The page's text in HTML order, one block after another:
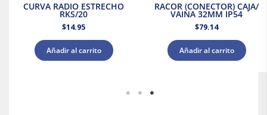
CURVA RADIO ESTRECHO
RKS/20
$14.95
Añadir al carrito
RACOR (CONECTOR) CAJA/
VAINA 32MM IP54
$79.14
Añadir al carrito